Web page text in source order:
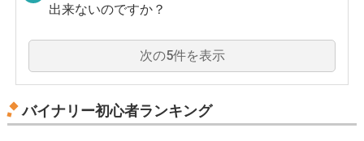
出来ないのですか？
次の5件を表示
バイナリー初心者ランキング